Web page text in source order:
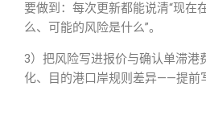
要做到：每次更新都能说清“现在
么、可能的风险是什么”。
3）把风险写进报价与确认单滞港
化、目的港口岸规则差异——提前